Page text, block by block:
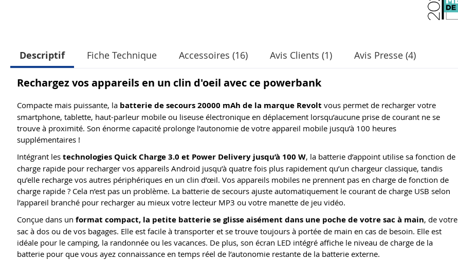
Descriptif Fiche Technique Accessoires (16) Avis Clients (1) Avis Presse (4)
Rechargez vos appareils en un clin d'oeil avec ce powerbank
Compacte mais puissante, la batterie de secours 20000 mAh de la marque Revolt vous permet de recharger votre
smartphone, tablette, haut-parleur mobile ou liseuse électronique en déplacement lorsqu’aucune prise de courant ne se
trouve à proximité. Son énorme capacité prolonge l’autonomie de votre appareil mobile jusqu’à 100 heures
supplémentaires !
Intégrant les technologies Quick Charge 3.0 et Power Delivery jusqu’à 100 W, la batterie d’appoint utilise sa fonction de
charge rapide pour recharger vos appareils Android jusqu’à quatre fois plus rapidement qu’un chargeur classique, tandis
qu’elle recharge vos autres périphériques en un clin d’œil. Vos appareils mobiles ne prennent pas en charge de fonction de
charge rapide ? Cela n’est pas un problème. La batterie de secours ajuste automatiquement le courant de charge USB selon
l’appareil branché pour recharger au mieux votre lecteur MP3 ou votre manette de jeu vidéo.
Conçue dans un format compact, la petite batterie se glisse aisément dans une poche de votre sac à main, de votre
sac à dos ou de vos bagages. Elle est facile à transporter et se trouve toujours à portée de main en cas de besoin. Elle est
idéale pour le camping, la randonnée ou les vacances. De plus, son écran LED intégré affiche le niveau de charge de la
batterie pour que vous ayez connaissance en temps réel de l’autonomie restante de la batterie externe.